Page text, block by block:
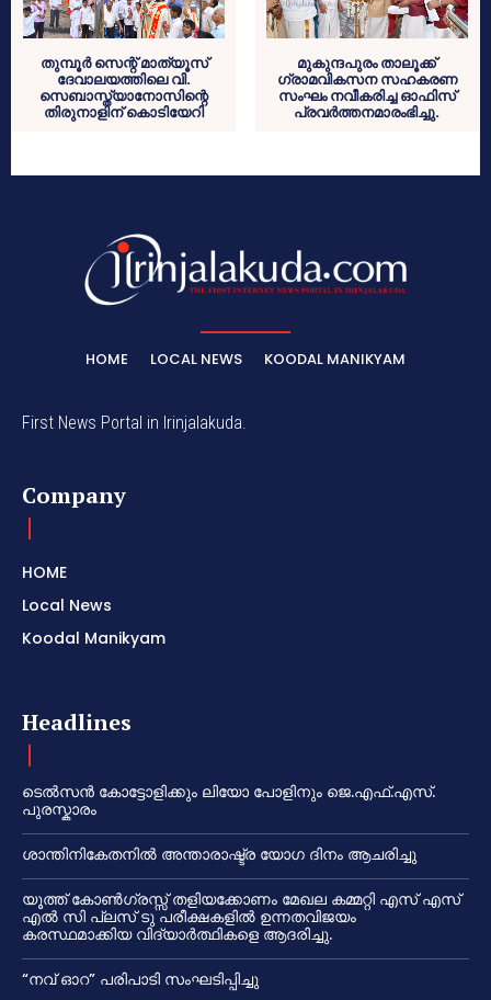
തുമ്പൂര്‍ സെന്റ് മാത്യൂസ്
ദേവാലയത്തിലെ വി.
സെബാസ്ത്യാനോസിന്റെ
തിരുനാളിന് കൊടിയേറി
മുകുന്ദപുരം താലൂക്ക്
ഗ്രാമവികസന സഹകരണ
സംഘം നവീകരിച്ച ഓഫിസ്
പ്രവര്‍ത്തനമാരംഭിച്ചു.
HOME LOCAL NEWS KOODAL MANIKYAM
First News Portal in Irinjalakuda.
Company
HOME
Local News
Koodal Manikyam
Headlines
ടെൽസൻ കോട്ടോളിക്കും ലിയോ പോളിനും ജെ.എഫ്.എസ്.
പുരസ്കാരം
ശാന്തിനികേതനിൽ അന്താരാഷ്ട്ര യോഗ ദിനം ആചരിച്ചു
യൂത്ത് കോൺഗ്രസ്സ് തളിയക്കോണം മേഖല കമ്മറ്റി എസ് എസ്
എൽ സി പ്ലസ് ടു പരീക്ഷകളിൽ ഉന്നതവിജയം
കരസ്ഥമാക്കിയ വിദ്യാർത്ഥികളെ ആദരിച്ചു.
“നവ് ഓറ” പരിപാടി സംഘടിപ്പിച്ചു